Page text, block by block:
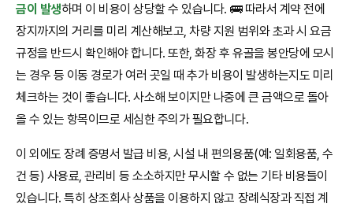
금이 발생하며 이 비용이 상당할 수 있습니다. 🚌 따라서 계약 전에
장지까지의 거리를 미리 계산해보고, 차량 지원 범위와 초과 시 요금
규정을 반드시 확인해야 합니다. 또한, 화장 후 유골을 봉안당에 모시
는 경우 등 이동 경로가 여러 곳일 때 추가 비용이 발생하는지도 미리
체크하는 것이 좋습니다. 사소해 보이지만 나중에 큰 금액으로 돌아
올 수 있는 항목이므로 세심한 주의가 필요합니다.
이 외에도 장례 증명서 발급 비용, 시설 내 편의용품(예: 일회용품, 수
건 등) 사용료, 관리비 등 소소하지만 무시할 수 없는 기타 비용들이
있습니다. 특히 상조회사 상품을 이용하지 않고 장례식장과 직접 계